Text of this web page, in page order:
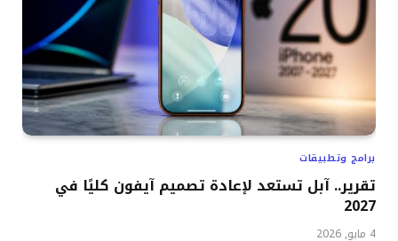
برامج وتطبيقات
تقرير.. آبل تستعد لإعادة تصميم آيفون كليًا في
2027
4 مايو, 2026